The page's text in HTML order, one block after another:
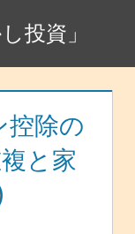
投資」
控除の
と家